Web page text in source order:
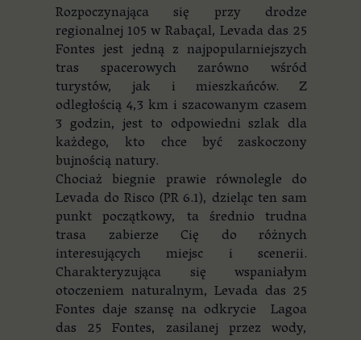
Rozpoczynająca się przy drodze
regionalnej 105 w Rabaçal, Levada das 25
Fontes jest jedną z najpopularniejszych
tras spacerowych zarówno wśród
turystów, jak i mieszkańców. Z
odległością 4,3 km i szacowanym czasem
3 godzin, jest to odpowiedni szlak dla
każdego, kto chce być zaskoczony
bujnością natury.
Chociaż biegnie prawie równolegle do
Levada do Risco (PR 6.1), dzieląc ten sam
punkt początkowy, ta średnio trudna
trasa zabierze Cię do różnych
interesujących miejsc i scenerii.
Charakteryzująca się wspaniałym
otoczeniem naturalnym, Levada das 25
Fontes daje szansę na odkrycie Lagoa
das 25 Fontes, zasilanej przez wody,